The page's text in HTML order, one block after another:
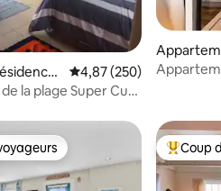
137 commentaires : 4,88 sur 5
Évaluation moyenne sur
4,87 (250)
la plage Super Cute
New
les plus appréciés Coups
Coup